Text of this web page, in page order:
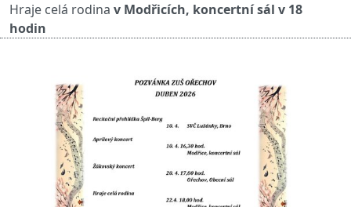
Hraje celá rodina v Modřicích, koncertní sál v 18
hodin